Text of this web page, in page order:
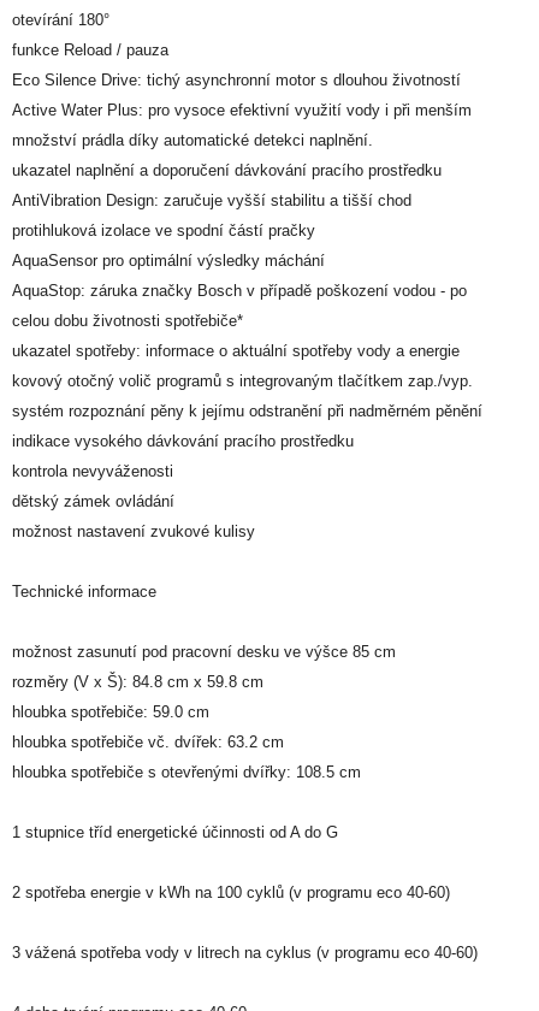
otevírání 180°
funkce Reload / pauza
Eco Silence Drive: tichý asynchronní motor s dlouhou životností
Active Water Plus: pro vysoce efektivní využití vody i při menším
množství prádla díky automatické detekci naplnění.
ukazatel naplnění a doporučení dávkování pracího prostředku
AntiVibration Design: zaručuje vyšší stabilitu a tišší chod
protihluková izolace ve spodní částí pračky
AquaSensor pro optimální výsledky máchání
AquaStop: záruka značky Bosch v případě poškození vodou - po
celou dobu životnosti spotřebiče*
ukazatel spotřeby: informace o aktuální spotřeby vody a energie
kovový otočný volič programů s integrovaným tlačítkem zap./vyp.
systém rozpoznání pěny k jejímu odstranění při nadměrném pěnění
indikace vysokého dávkování pracího prostředku
kontrola nevyváženosti
dětský zámek ovládání
možnost nastavení zvukové kulisy
Technické informace
možnost zasunutí pod pracovní desku ve výšce 85 cm
rozměry (V x Š): 84.8 cm x 59.8 cm
hloubka spotřebiče: 59.0 cm
hloubka spotřebiče vč. dvířek: 63.2 cm
hloubka spotřebiče s otevřenými dvířky: 108.5 cm
1 stupnice tříd energetické účinnosti od A do G
2 spotřeba energie v kWh na 100 cyklů (v programu eco 40-60)
3 vážená spotřeba vody v litrech na cyklus (v programu eco 40-60)